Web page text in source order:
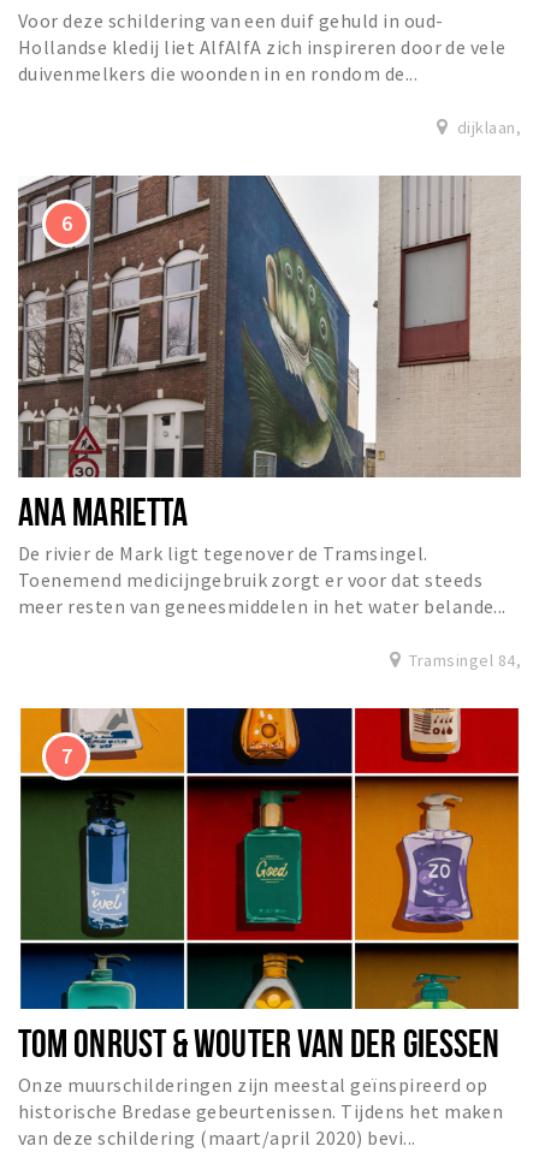
Voor deze schildering van een duif gehuld in oud-
Hollandse kledij liet AlfAlfA zich inspireren door de vele
duivenmelkers die woonden in en rondom de...
dijklaan,
ANA MARIETTA
De rivier de Mark ligt tegenover de Tramsingel.
Toenemend medicijngebruik zorgt er voor dat steeds
meer resten van geneesmiddelen in het water belande...
Tramsingel 84,
TOM ONRUST & WOUTER VAN DER GIESSEN
Onze muurschilderingen zijn meestal geïnspireerd op
historische Bredase gebeurtenissen. Tijdens het maken
van deze schildering (maart/april 2020) bevi...